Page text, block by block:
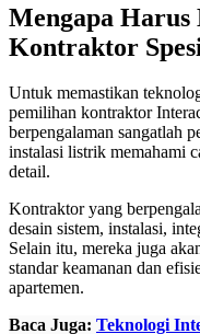
Mengapa Harus
Kontraktor
Untuk memastikan
pemilihan kontraktor
berpengalaman sangatlah
instalasi listrik memahami
detail.
Kontraktor yang
desain sistem, instalasi,
Selain itu, mereka juga
standar keamanan dan
apartemen.
Baca Juga: Teknologi